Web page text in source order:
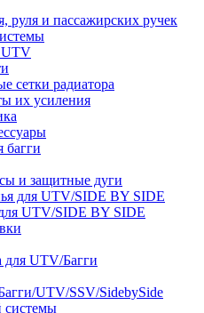
руля и пассажирских ручек
UTV
сетки радиатора
их усиления
багги
и защитные дуги
для UTV/SIDE BY SIDE
UTV/SIDE BY SIDE
для UTV/Багги
UTV/SSV/SidebySide
системы